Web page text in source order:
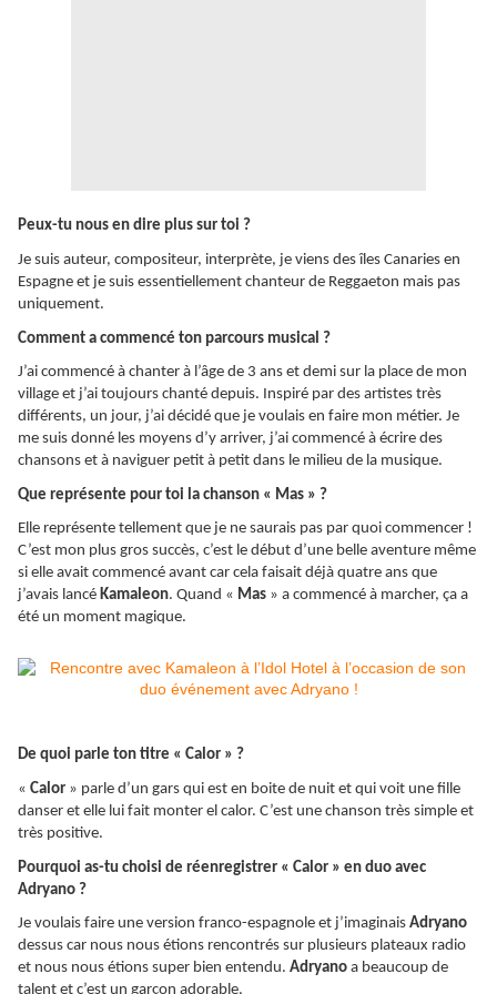
Peux-tu nous en dire plus sur toi ?
Je suis auteur, compositeur, interprète, je viens des îles Canaries en
Espagne et je suis essentiellement chanteur de Reggaeton mais pas
uniquement.
Comment a commencé ton parcours musical ?
J’ai commencé à chanter à l’âge de 3 ans et demi sur la place de mon
village et j’ai toujours chanté depuis. Inspiré par des artistes très
différents, un jour, j’ai décidé que je voulais en faire mon métier. Je
me suis donné les moyens d’y arriver, j’ai commencé à écrire des
chansons et à naviguer petit à petit dans le milieu de la musique.
Que représente pour toi la chanson « Mas » ?
Elle représente tellement que je ne saurais pas par quoi commencer !
C’est mon plus gros succès, c’est le début d’une belle aventure même
si elle avait commencé avant car cela faisait déjà quatre ans que
j’avais lancé Kamaleon. Quand « Mas » a commencé à marcher, ça a
été un moment magique.
De quoi parle ton titre « Calor » ?
« Calor » parle d’un gars qui est en boite de nuit et qui voit une fille
danser et elle lui fait monter el calor. C’est une chanson très simple et
très positive.
Pourquoi as-tu choisi de réenregistrer « Calor » en duo avec
Adryano ?
Je voulais faire une version franco-espagnole et j’imaginais Adryano
dessus car nous nous étions rencontrés sur plusieurs plateaux radio
et nous nous étions super bien entendu. Adryano a beaucoup de
talent et c’est un garçon adorable.